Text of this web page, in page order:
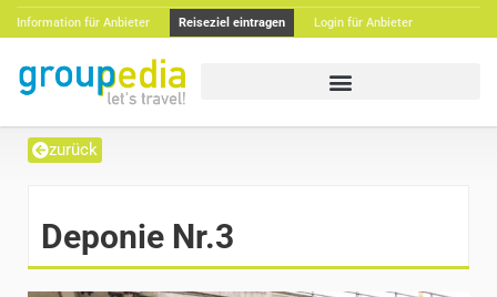
Information für Anbieter Reiseziel eintragen Login für Anbieter
zurück
Deponie Nr.3